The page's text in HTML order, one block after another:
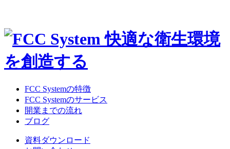
FCC Systemの特徴
FCC Systemのサービス
開業までの流れ
ブログ
資料ダウンロード